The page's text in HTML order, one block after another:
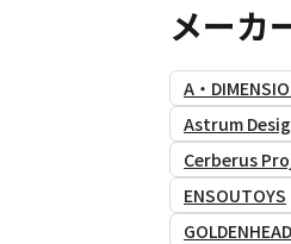
メーカ
A・
Astrum
Cerberus
ENSOUTOYS